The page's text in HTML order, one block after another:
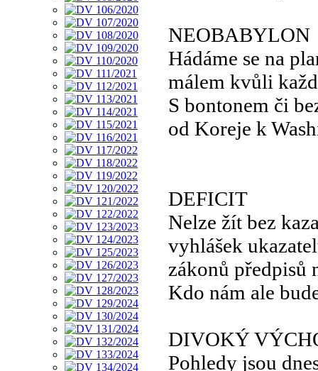
NEOBABYLON
Hádáme se na
málem kvůli
S bontonem či
od Koreje k
DEFICIT
Nelze žít bez
vyhlášek
zákonů předpisů
Kdo nám ale
DIVOKÝ
Pohledy jsou